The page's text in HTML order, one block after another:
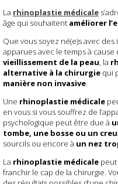
La rhinoplastie médicale
âge qui souhaitent améliorer
Que vous soyez né(e)s avec
apparues avec le temps à cause
vieillissement de la peau, la
alternative à la chirurgie qui
manière non invasive.
Une rhinoplastie médicale
en vous si vous souffrez de
psychologique peut être due à
tombe, une bosse ou un
sourcils ou encore à un nez
La rhinoplastie médicale peut
franchir le cap de la chirurgie.